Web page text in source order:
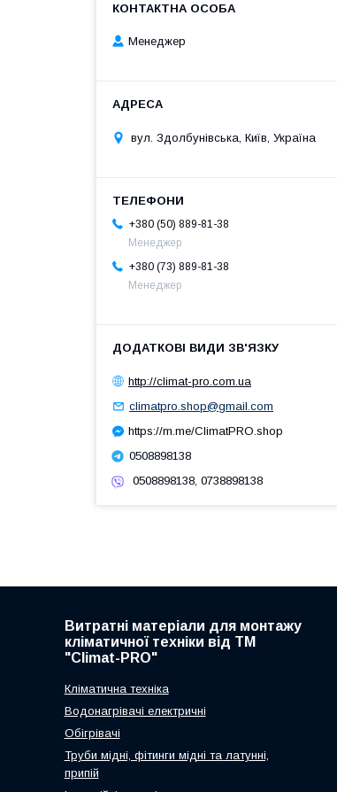
Менеджер
вул. Здолбунівська, Київ, Україна
+380 (50) 889-81-38
Менеджер
+380 (73) 889-81-38
Менеджер
http://climat-pro.com.ua
climatpro.shop@gmail.com
https://m.me/ClimatPRO.shop
0508898138
0508898138, 0738898138
Витратні матеріали для монтажу
кліматичної техніки від ТМ
"Climat-PRO"
Кліматична техніка
Водонагрівачі електричні
Обігрівачі
Труби мідні, фітинги мідні та латунні,
припій